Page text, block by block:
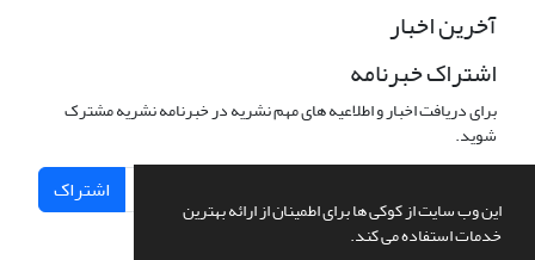
این وب سایت از کوکی ها برای اطمینان از ارائه بهترین
خدمات استفاده می کند.
آخرین اخبار
اشتراک خبرنامه
برای دریافت اخبار و اطلاعیه های مهم نشریه در خبرنامه نشریه مشترک
شوید.
اشتراک